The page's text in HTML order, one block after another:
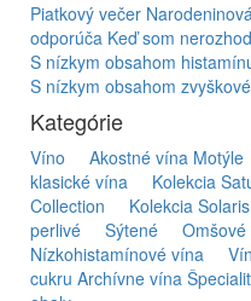
Piatkový večer
odporúča Keď som
S nízkym obsahom
S nízkym obsahom
Kategórie
Víno Akostné vína Motýle
klasické vína
Kolekcia
Collection
Kolekcia Solaris
perlivé
Sýtené Omšové
Nízkohistamínové vína
cukru Archívne vína